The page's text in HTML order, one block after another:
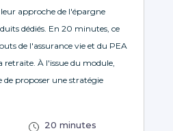
approche de l'épargne
dédiés. En 20 minutes, ce
de l'assurance vie et du PEA
À l'issue du module,
proposer une stratégie
20 minutes